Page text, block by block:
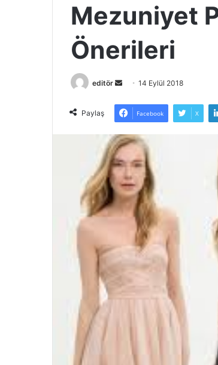
Mezuniyet
Önerileri
editör
Bir
posta
14 Eylül 2018
Paylaş Facebook X